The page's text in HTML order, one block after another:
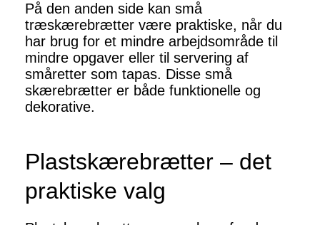
På den anden side kan små
træskærebrætter være praktiske, når du
har brug for et mindre arbejdsområde til
mindre opgaver eller til servering af
småretter som tapas. Disse små
skærebrætter er både funktionelle og
dekorative.
Plastskærebrætter – det
praktiske valg